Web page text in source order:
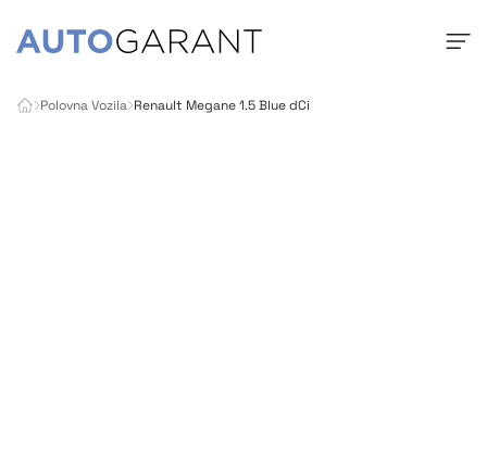
Polovna Vozila Renault Megane 1.5 Blue dCi